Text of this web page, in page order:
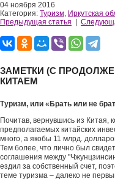
04 ноября 2016
Категория: Туризм, Иркутская
Предыдущая статья
ЗАМЕТКИ (С
КИТАЕМ
Туризм, или «Брать или не
Почитав, вернувшись из Китая,
предполагаемых китайских
много, а якобы 11 млрд.
Тем более, что лично был
соглашения между
ездил за собственный счет,
теме туризма – далеко не